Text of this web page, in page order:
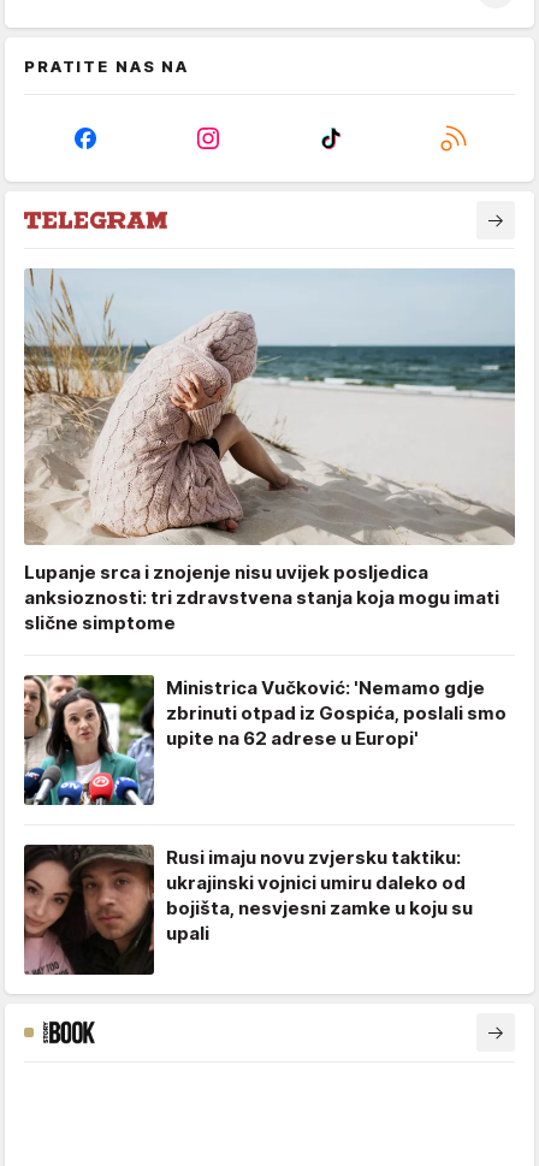
PRATITE NAS NA
Lupanje srca i znojenje nisu uvijek posljedica
anksioznosti: tri zdravstvena stanja koja mogu imati
slične simptome
Ministrica Vučković: 'Nemamo gdje
zbrinuti otpad iz Gospića, poslali smo
upite na 62 adrese u Europi'
Rusi imaju novu zvjersku taktiku:
ukrajinski vojnici umiru daleko od
bojišta, nesvjesni zamke u koju su
upali